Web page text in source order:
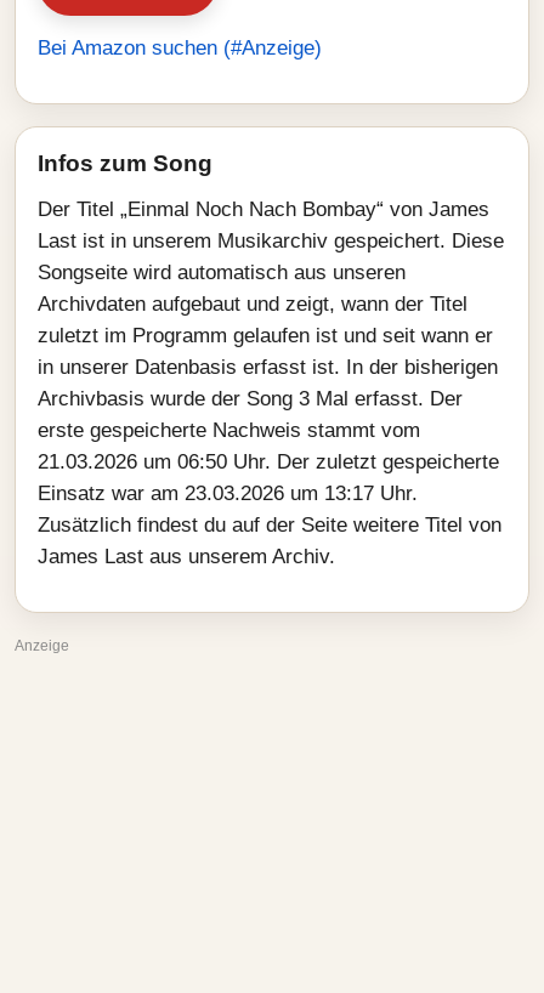
Bei Amazon suchen (#Anzeige)
Infos zum Song
Der Titel „Einmal Noch Nach Bombay“ von James
Last ist in unserem Musikarchiv gespeichert. Diese
Songseite wird automatisch aus unseren
Archivdaten aufgebaut und zeigt, wann der Titel
zuletzt im Programm gelaufen ist und seit wann er
in unserer Datenbasis erfasst ist. In der bisherigen
Archivbasis wurde der Song 3 Mal erfasst. Der
erste gespeicherte Nachweis stammt vom
21.03.2026 um 06:50 Uhr. Der zuletzt gespeicherte
Einsatz war am 23.03.2026 um 13:17 Uhr.
Zusätzlich findest du auf der Seite weitere Titel von
James Last aus unserem Archiv.
Anzeige